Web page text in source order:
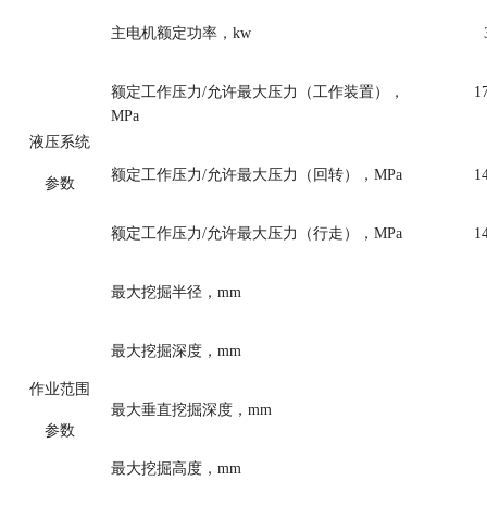
主电机额定功率， kw
液压系统
参数
额定工作压力/允许最大压力（工作装置），
MPa
额定工作压力/允许最大压力（回转），MPa
额定工作压力/允许最大压力（行走），MPa
作业范围
参数
最大挖掘半径， mm
最大挖掘深度， mm
最大垂直挖掘深度， mm
最大挖掘高度， mm